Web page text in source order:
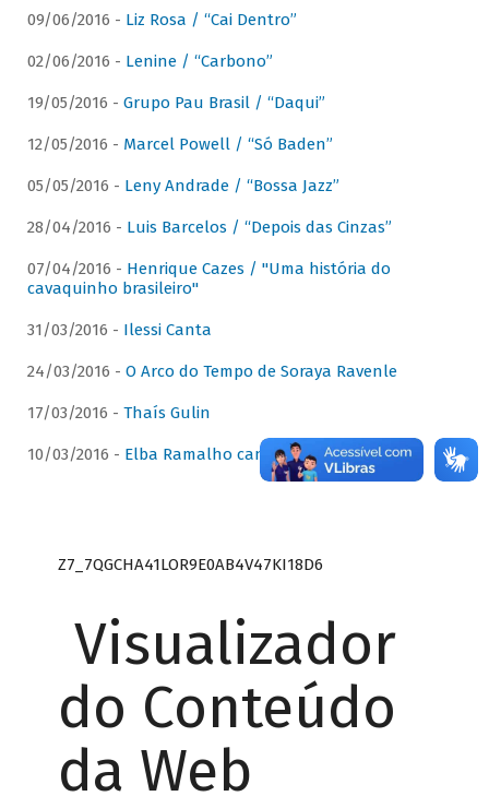
09/06/2016 - Liz Rosa / “Cai Dentro”
02/06/2016 - Lenine / “Carbono”
19/05/2016 - Grupo Pau Brasil / “Daqui”
12/05/2016 - Marcel Powell / “Só Baden”
05/05/2016 - Leny Andrade / “Bossa Jazz”
28/04/2016 - Luis Barcelos / “Depois das Cinzas”
07/04/2016 - Henrique Cazes / "Uma história do
cavaquinho brasileiro"
31/03/2016 - Ilessi Canta
24/03/2016 - O Arco do Tempo de Soraya Ravenle
17/03/2016 - Thaís Gulin
10/03/2016 - Elba Ramalho canta Dominguinhos
Z7_7QGCHA41LOR9E0AB4V47KI18D6
Visualizador
do Conteúdo
da Web